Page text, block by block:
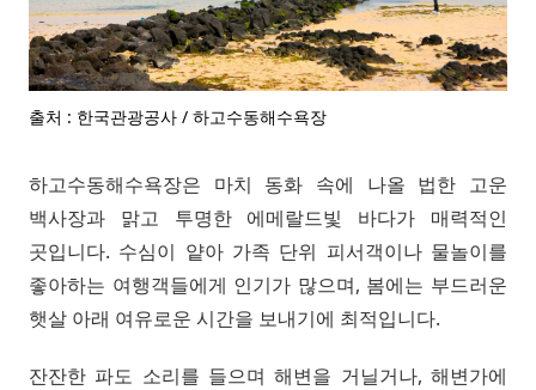
출처 : 한국관광공사 / 하고수동해수욕장
하고수동해수욕장은 마치 동화 속에 나올 법한 고운
백사장과 맑고 투명한 에메랄드빛 바다가 매력적인
곳입니다. 수심이 얕아 가족 단위 피서객이나 물놀이를
좋아하는 여행객들에게 인기가 많으며, 봄에는 부드러운
햇살 아래 여유로운 시간을 보내기에 최적입니다.
잔잔한 파도 소리를 들으며 해변을 거닐거나, 해변가에